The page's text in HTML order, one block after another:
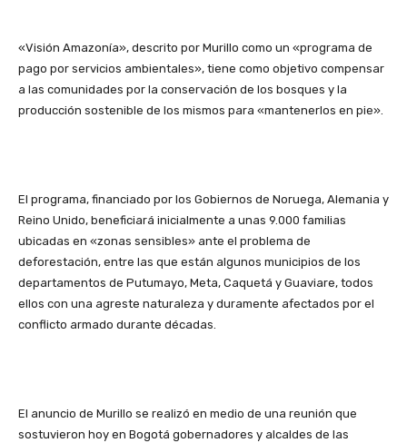
«Visión Amazonía», descrito por Murillo como un «programa de
pago por servicios ambientales», tiene como objetivo compensar
a las comunidades por la conservación de los bosques y la
producción sostenible de los mismos para «mantenerlos en pie».
El programa, financiado por los Gobiernos de Noruega, Alemania y
Reino Unido, beneficiará inicialmente a unas 9.000 familias
ubicadas en «zonas sensibles» ante el problema de
deforestación, entre las que están algunos municipios de los
departamentos de Putumayo, Meta, Caquetá y Guaviare, todos
ellos con una agreste naturaleza y duramente afectados por el
conflicto armado durante décadas.
El anuncio de Murillo se realizó en medio de una reunión que
sostuvieron hoy en Bogotá gobernadores y alcaldes de las